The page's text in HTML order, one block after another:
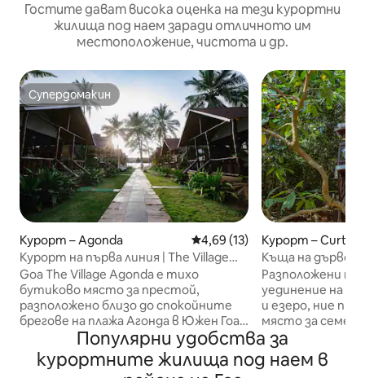
Гостите дават висока оценка на тези курортни
жилища под наем заради отличното им
местоположение, чистота и др.
Супердомакин
Супердомакин
Курорт – Agonda Средна оценка: 4,69 от 5,
4,69 (13)
Курорт на първа линия | The Village
Agonda Garden View
Goa The Village Agonda е тихо
бутиково място за престой,
разположено близо до спокойните
брегове на плажа Агонда в Южен Гоа.
Вдъхновен от традиционния живот
в селата на Гоа, нашият имот
предлага спокойна и естествена
Курорт –
Къща на дърво с
плувен басейн
Разположени на
уединение на
и езеро, ние
място за
двойки, които
бягство от
които търсят
Популярни удобства за
курортните жилища под наем в